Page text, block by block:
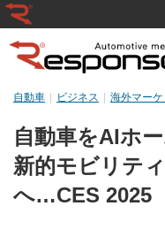
自動車をAIホ
新的モビリテ
へ…CES 2025
自動車 ビジネス 海外マーケ